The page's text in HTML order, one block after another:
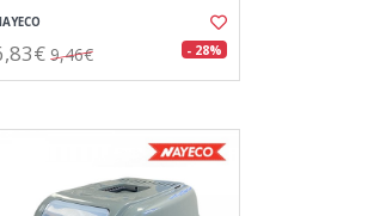
9,46€ - 28%